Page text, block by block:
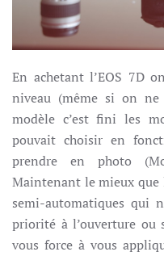
En achetant l’EOS 7D
niveau (même si on ne
modèle c’est fini les
pouvait choisir en
prendre en photo
Maintenant le mieux que
semi-automatiques qui
priorité à l’ouverture ou
vous force à vous